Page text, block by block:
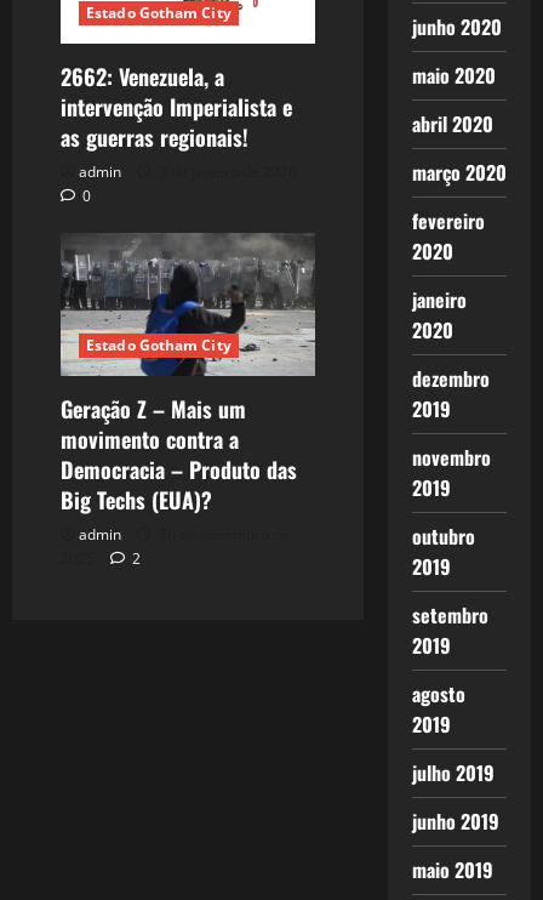
Estado Gotham City
2662: Venezuela, a
intervenção Imperialista e
as guerras regionais!
admin
0
Estado Gotham City
Geração Z – Mais um
movimento contra a
Democracia – Produto das
Big Techs (EUA)?
admin
2
junho 2020
maio 2020
abril 2020
março 2020
fevereiro
2020
janeiro
2020
dezembro
2019
novembro
2019
outubro
2019
setembro
2019
agosto
2019
julho 2019
junho 2019
maio 2019